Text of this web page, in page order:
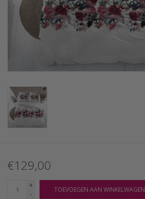
€129,00
+
-
TOEVOEGEN AAN WINKELWAGEN